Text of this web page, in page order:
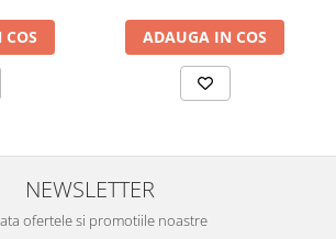
ADAUGA IN COS
NEWSLETTER
ofertele si promotiile noastre